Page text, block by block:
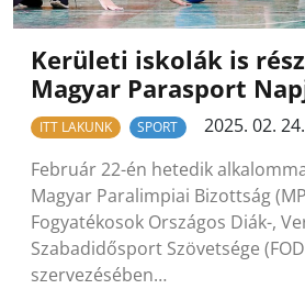
Kerületi iskolák is
Magyar Parasport
ITT LAKUNK SPORT
2025. 02. 24.
Február 22-én hetedik
Magyar Paralimpiai Bizottság
Fogyatékosok Országos Diák-,
Szabadidősport Szövetsége
szervezésében…